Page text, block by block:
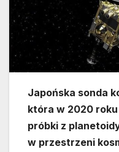
Japońska sonda
która w 2020
próbki z
w przestrzeni